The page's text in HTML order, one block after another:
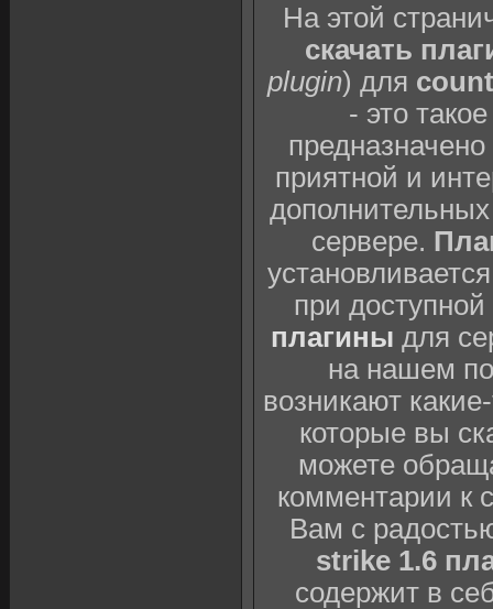
На этой
скачать
plugin) для
- это
приятной и
сервере.
при
плагины для
на нашем
возникают
которые вы
можете
комментарии к
Вам с
strike 1.6
содержит в